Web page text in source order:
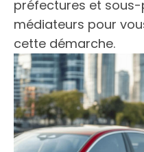
préfectures et
médiateurs pour
cette démarche.